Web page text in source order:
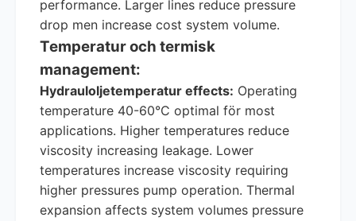
performance. Larger lines reduce pressure
drop men increase cost system volume.
Temperatur och termisk
management:
Hydrauloljetemperatur effects: Operating
temperature 40-60°C optimal för most
applications. Higher temperatures reduce
viscosity increasing leakage. Lower
temperatures increase viscosity requiring
higher pressures pump operation. Thermal
expansion affects system volumes pressure